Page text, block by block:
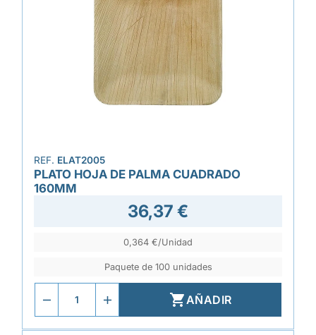
REF. ELAT2005
PLATO HOJA DE PALMA CUADRADO
160MM
36,37 €
0,364 €/Unidad
Paquete de 100 unidades
AÑADIR